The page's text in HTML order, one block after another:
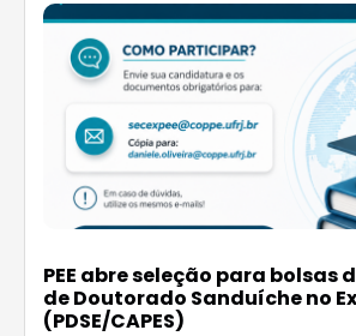
PEE abre seleção para bolsas
de Doutorado Sanduíche no
(PDSE/CAPES)